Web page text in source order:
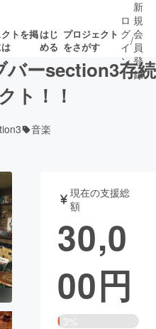
トを掲はじ
める
プロジェクト
をさがす
募集終了が近いプ
ロジェクト
音楽
ット ゲーム・
書籍・雑誌
チャレンジ
ロ
グ
イ
ン
/
新
規
会
員
登
録
バーsection3存続
ト！！
音楽
現在の支援総
額
30,0
00円
3%